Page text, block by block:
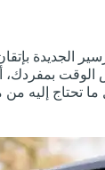
الجديدة بإتقان
بمفردك،
تحتاج إليه من